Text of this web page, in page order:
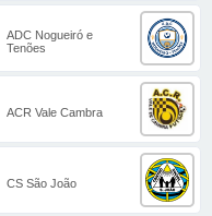
ADC Nogueiró e
Tenões
ACR Vale Cambra
CS São João